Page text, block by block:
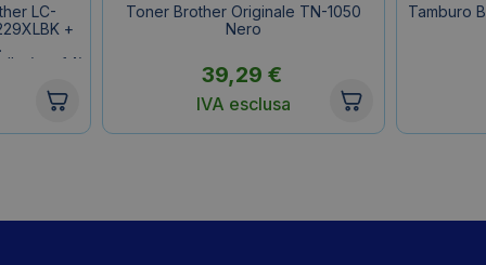
LC-
+
(conf.4)
Toner Brother Originale TN-1050
Nero
39,29 €
IVA esclusa
Tamburo